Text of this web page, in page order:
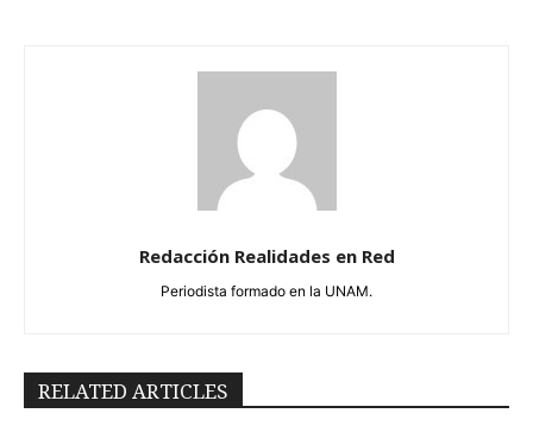
Redacción Realidades en Red
Periodista formado en la UNAM.
RELATED ARTICLES